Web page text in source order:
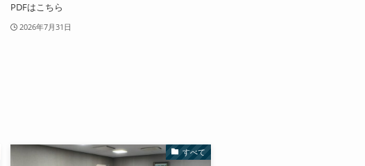
PDFはこちら
2026年7月31日
すべて